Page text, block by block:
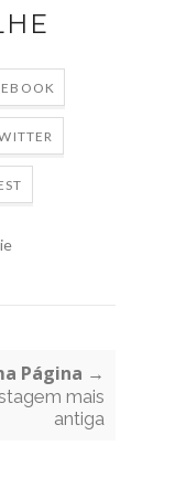
Página →
mais
antiga